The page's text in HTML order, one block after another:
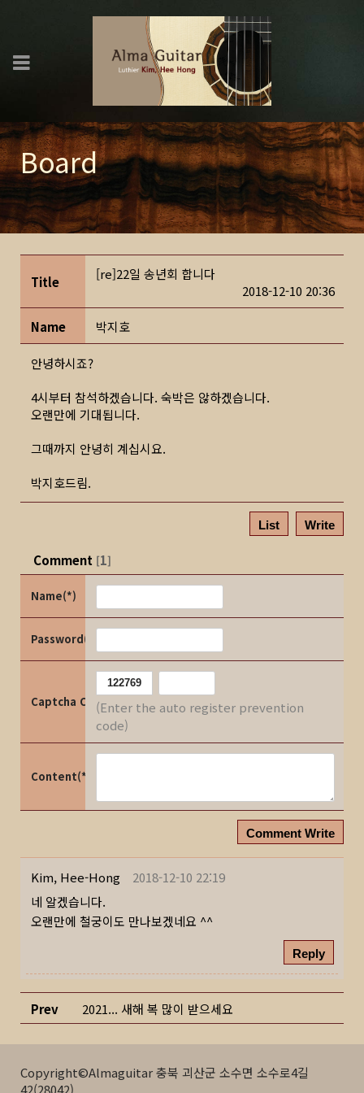
Board
Title
[re]22일 송년회 합니다
2018-12-10 20:36
Name 박지호
안녕하시죠?
4시부터 참석하겠습니다. 숙박은 않하겠습니다.
오랜만에 기대됩니다.
그때까지 안녕히 계십시요.
박지호드림.
List Write
Comment [1]
Name(*)
Password(*)
Captcha Code(Enter the auto register prevention
code)
Content(*)
Comment Write
Kim, Hee-Hong
2018-12-10 22:19
네 알겠습니다.
오랜만에 철궁이도 만나보겠네요 ^^
Reply
Prev 2021... 새해 복 많이 받으세요
Copyright©Almaguitar 충북 괴산군 소수면 소수로4길
42(28042)